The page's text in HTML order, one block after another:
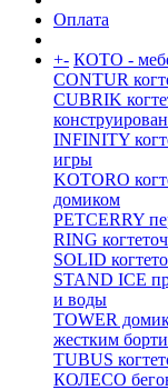
Оплата
+- КОТО -
CONTUR
CUBRIK
INFINITY
игры
KOTORO
домиком
PETCERRY
RING
SOLID
STAND ICE
и воды
TOWER
жестким
TUBUS
КОЛЕСО